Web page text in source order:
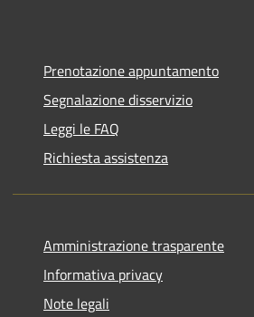
Prenotazione appuntamento
Segnalazione disservizio
Leggi le FAQ
Richiesta assistenza
Amministrazione trasparente
Informativa privacy
Note legali